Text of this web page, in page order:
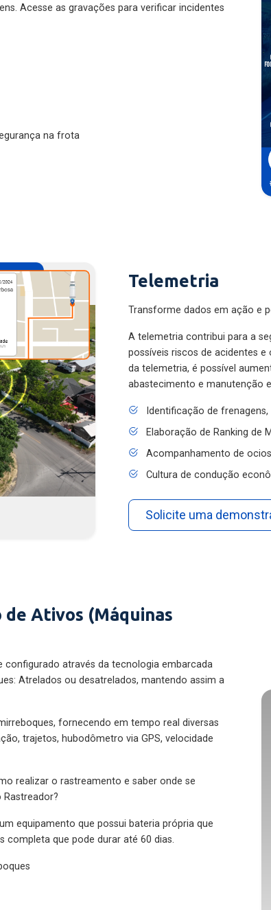
Acesse as gravações para verificar incidentes
na frota
Telemetria
Transforme dados em ação e
A telemetria contribui para a
possíveis riscos de acidentes
da telemetria, é possível
abastecimento e manutenção
Identificação de
Elaboração de Ranking de
Acompanhamento de
Cultura de condução
Solicite uma
de Ativos (Máquinas
através da tecnologia embarcada
Atrelados ou desatrelados, mantendo assim a
fornecendo em tempo real diversas
trajetos, hubodômetro via GPS, velocidade
realizar o rastreamento e saber onde se
equipamento que possui bateria própria que
completa que pode durar até 60 dias.